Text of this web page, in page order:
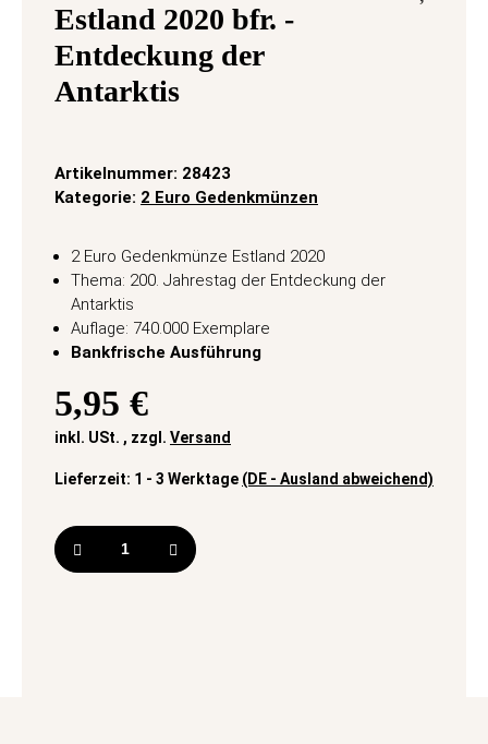
Estland 2020 bfr. -
Entdeckung der
Antarktis
Artikelnummer: 28423
Kategorie: 2 Euro Gedenkmünzen
2 Euro Gedenkmünze Estland 2020
Thema: 200. Jahrestag der Entdeckung der
Antarktis
Auflage: 740.000 Exemplare
Bankfrische Ausführung
5,95 €
inkl. USt. , zzgl. Versand
Lieferzeit: 1 - 3 Werktage (DE - Ausland abweichend)